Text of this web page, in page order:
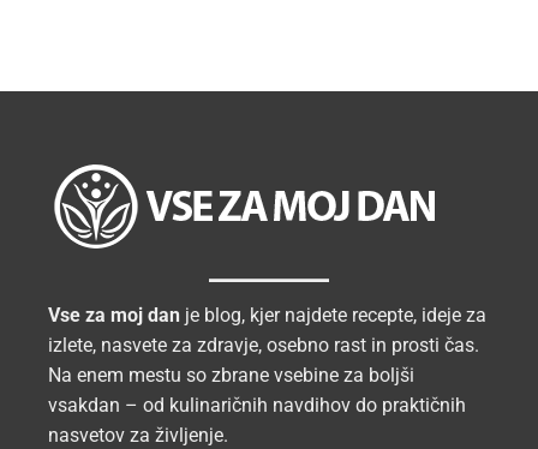
Vse za moj dan je blog, kjer najdete recepte, ideje za
izlete, nasvete za zdravje, osebno rast in prosti čas.
Na enem mestu so zbrane vsebine za boljši
vsakdan – od kulinaričnih navdihov do praktičnih
nasvetov za življenje.